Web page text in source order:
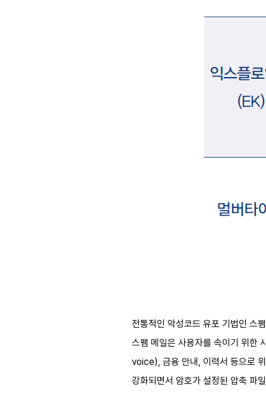
전통적인 악성코드 유포 기법인 스
스팸 메일은 사용자를 속이기 위한
voice), 금융 안내, 이력서 등으로
강화되면서 암호가 설정된 압축 파